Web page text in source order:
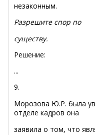
незаконным.
Разрешите спор по
существу.
Решение:
...
9.
Морозова Ю.Р. была
отделе кадров она
заявила о том, что